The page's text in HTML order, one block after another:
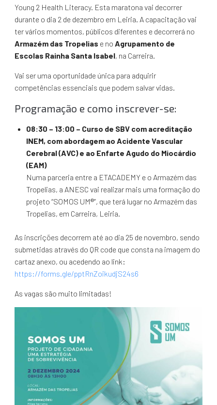
Young 2 Health Literacy. Esta maratona vai decorrer
durante o dia 2 de dezembro em Leiria. A capacitação vai
ter vários momentos, públicos diferentes e decorrerá no
Armazém das Tropelias e no Agrupamento de
Escolas Rainha Santa Isabel, na Carreira.
Vai ser uma oportunidade única para adquirir
competências essenciais que podem salvar vidas.
Programação e como inscrever-se:
08:30 – 13:00 – Curso de SBV com acreditação
INEM, com abordagem ao Acidente Vascular
Cerebral (AVC) e ao Enfarte Agudo do Miocárdio
(EAM)
Numa parceria entre a ETACADEMY e o Armazém das
Tropelias, a ANESC vai realizar mais uma formação do
projeto “SOMOS UM®️”, que terá lugar no Armazém das
Tropelias, em Carreira, Leiria.
As inscrições decorrem até ao dia 25 de novembro, sendo
submetidas através do QR code que consta na imagem do
cartaz anexo, ou acedendo ao link:
https://forms.gle/pptRnZoikudjS24s6
As vagas são muito limitadas!